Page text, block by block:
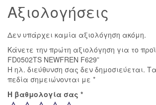
Αξιολογήσεις
Δεν υπάρχει καμία αξιολόγηση ακόμη.
Κάνετε την πρώτη αξιολόγηση για το
FD0502TS NEWFREN F629”
Η ηλ. διεύθυνση σας δεν δημοσιεύεται.
πεδία σημειώνονται με *
Η βαθμολογία σας *